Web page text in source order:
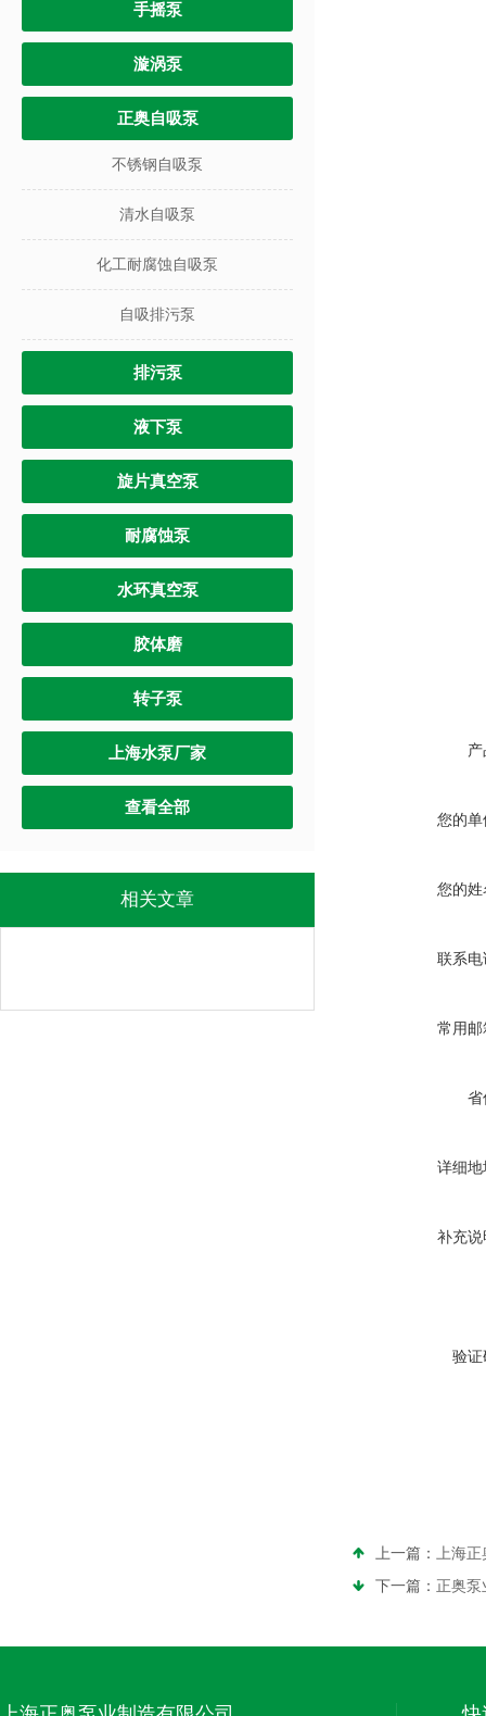
手摇泵
漩涡泵
正奥自吸泵
不锈钢自吸泵
清水自吸泵
化工耐腐蚀自吸泵
自吸排污泵
排污泵
液下泵
旋片真空泵
耐腐蚀泵
水环真空泵
胶体磨
转子泵
上海水泵厂家
查看全部
相关文章
您的单
您的姓
联系电
常用邮
省
详细地
补充说
验证
上一篇： 上海正
下一篇： 正奥泵